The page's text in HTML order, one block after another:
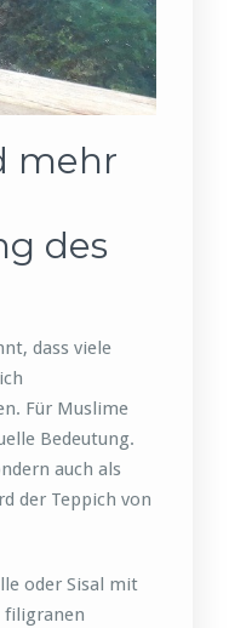
mehr
des
dass viele
Für Muslime
Bedeutung.
auch als
der Teppich von
oder Sisal mit
filigranen